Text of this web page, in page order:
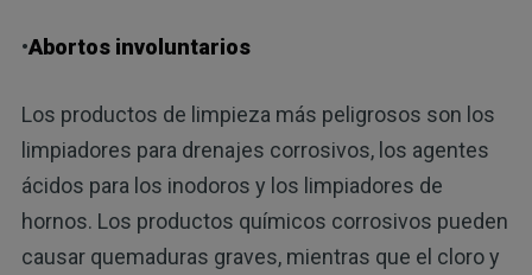
•Abortos involuntarios
Los productos de limpieza más peligrosos son los
limpiadores para drenajes corrosivos, los agentes
ácidos para los inodoros y los limpiadores de
hornos. Los productos químicos corrosivos pueden
causar quemaduras graves, mientras que el cloro y